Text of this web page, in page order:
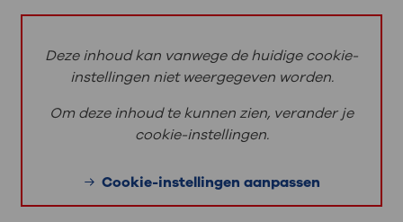
Deze inhoud kan vanwege de huidige cookie-
instellingen niet weergegeven worden.
Om deze inhoud te kunnen zien, verander je
cookie-instellingen.
Cookie-instellingen aanpassen